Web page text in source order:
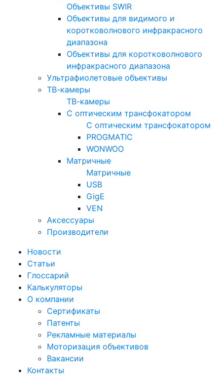
Объективы SWIR
Объективы для видимого и
коротковолнового инфракрасного
диапазона
Объективы для коротковолнового
инфракрасного диапазона
Ультрафиолетовые объективы
ТВ-камеры
ТВ-камеры
С оптическим трансфокатором
С оптическим трансфокатором
PROGMATIC
WONWOO
Матричные
Матричные
USB
GigE
VEN
Аксессуары
Производители
Новости
Статьи
Глоссарий
Калькуляторы
О компании
Сертификаты
Патенты
Рекламные материалы
Моторизация объективов
Вакансии
Контакты